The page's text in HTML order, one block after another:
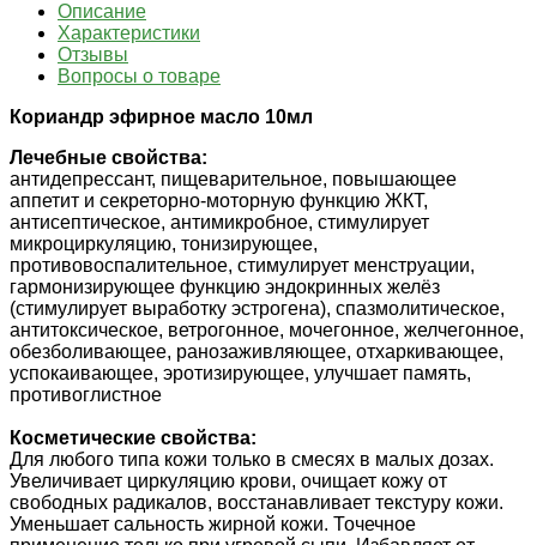
Описание
Характеристики
Отзывы
Вопросы о товаре
Кориандр эфирное масло 10мл
Лечебные свойства:
антидепрессант, пищеварительное, повышающее
аппетит и секреторно-моторную функцию ЖКТ,
антисептическое, антимикробное, стимулирует
микроциркуляцию, тонизирующее,
противовоспалительное, стимулирует менструации,
гармонизирующее функцию эндокринных желёз
(стимулирует выработку эстрогена), спазмолитическое,
антитоксическое, ветрогонное, мочегонное, желчегонное,
обезболивающее, ранозаживляющее, отхаркивающее,
успокаивающее, эротизирующее, улучшает память,
противоглистное
Косметические свойства:
Для любого типа кожи только в смесях в малых дозах.
Увеличивает циркуляцию крови, очищает кожу от
свободных радикалов, восстанавливает текстуру кожи.
Уменьшает сальность жирной кожи. Точечное